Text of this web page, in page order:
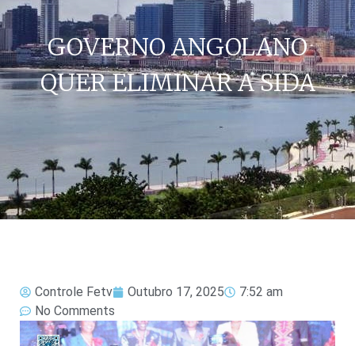
GOVERNO ANGOLANO
QUER ELIMINAR A SIDA
Controle Fetv Outubro 17, 2025
7:52 am
No Comments